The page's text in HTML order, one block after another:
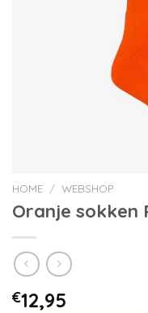
HOME / WEBSHOP
Oranje sokken
€12,95